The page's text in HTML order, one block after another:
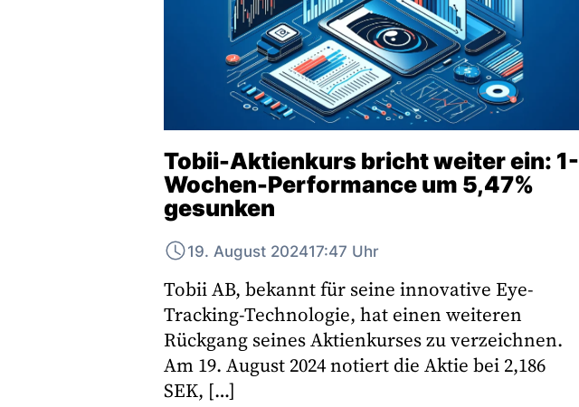
Tobii-Aktienkurs bricht weiter ein: 1-
Wochen-Performance um 5,47%
gesunken
19. August 202417:47 Uhr
Tobii AB, bekannt für seine innovative Eye-
Tracking-Technologie, hat einen weiteren
Rückgang seines Aktienkurses zu verzeichnen.
Am 19. August 2024 notiert die Aktie bei 2,186
SEK, […]